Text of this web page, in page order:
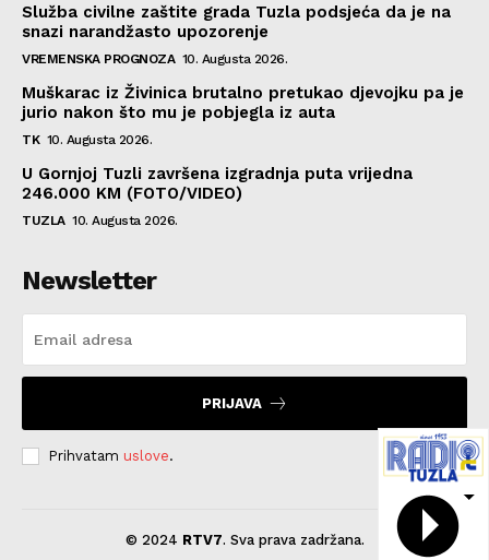
Služba civilne zaštite grada Tuzla podsjeća da je na
snazi narandžasto upozorenje
VREMENSKA PROGNOZA 10. Augusta 2026.
Muškarac iz Živinica brutalno pretukao djevojku pa je
jurio nakon što mu je pobjegla iz auta
TK 10. Augusta 2026.
U Gornjoj Tuzli završena izgradnja puta vrijedna
246.000 KM (FOTO/VIDEO)
TUZLA 10. Augusta 2026.
Newsletter
PRIJAVA
Prihvatam uslove.
© 2024 RTV7. Sva prava zadržana.